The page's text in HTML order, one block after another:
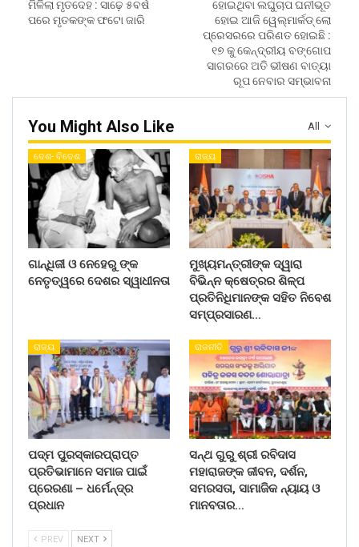
ମିଳିଲା ମୃତଦେହ : ସାଢ଼େ ୫ବର୍ଷ
ପରେ ମୃତକଙ୍କ ଫଟୋ ଜାରି
ହୋ‌ଇଥିବା ଲଘୁଚାପ ଘନୀଭୂତ
ହୋଇ ଆଜି ୱେଲ୍‌ମାର୍କଡ୍‌ ଲୋ
ପ୍ରେସରରେ ପରିଣତ ହୋଇଛି :
୧୭ କୁ କେନ୍ଦ୍ରୀୟ ବଙ୍ଗୋପ
ସାଗରରେ ଅତି ଭୀଷଣ ବାତ୍ୟା
ରୂପ ନେବାର ସମ୍ଭାବନା
All
You Might Also Like
ଦେଶ- ବିଦେଶ
ଗାନ୍ଧିଜୀ ଓ ନେହେରୁ ଙ୍କ
ନେତୃତ୍ୱରେ ଦେଶର ସ୍ୱାଧୀନତା
ରାଜ୍ୟ
ମୁଖ୍ୟମନ୍ତ୍ରୀଙ୍କ ଦ୍ୱାରା
ବିଭିନ୍ନ କ୍ଷେତ୍ରର ଶିଳ୍ପ
ପ୍ରତିନିଧିମାନଙ୍କ ସହିତ ନିବେଶ
ସମ୍ପ୍ରସାରଣ…
ରାଜ୍ୟ
ପଦ୍ମ ପୁରସ୍କାରପ୍ରାପ୍ତ
ପ୍ରତିଭାମାନେ ସମାଜ ପାଇଁ
ପ୍ରେରଣା – ଧର୍ମେନ୍ଦ୍ର
ପ୍ରଧାନ
ରାଜନୀତି
ସନ୍ଥ ଗୁରୁ ଶ୍ରୀ ରବିଦାସ
ମହାରାଜଙ୍କ ଜୀବନ, ଦର୍ଶନ,
ସମରସତା, ସାମାଜିକ ନ୍ୟାୟ ଓ
ମାନବତାର…
PREV NEXT